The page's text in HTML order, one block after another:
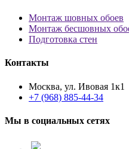
Монтаж шовных обоев
Монтаж бесшовных
Подготовка стен
Контакты
Москва, ул. Ивовая 1к1
+7 (968) 885-44-34
Мы в социальных сетях